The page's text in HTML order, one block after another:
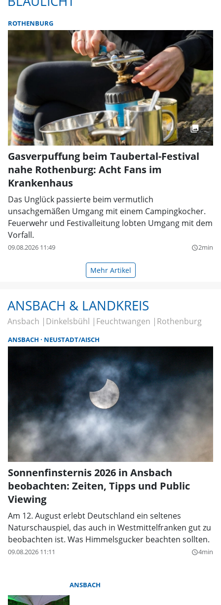
ROTHENBURG
Gasverpuffung beim Taubertal-Festival
nahe Rothenburg: Acht Fans im
Krankenhaus
Das Unglück passierte beim vermutlich
unsachgemäßen Umgang mit einem Campingkocher.
Feuerwehr und Festivalleitung lobten Umgang mit dem
Vorfall.
09.08.2026 11:49 query_builder2min
Mehr Artikel
ANSBACH & LANDKREIS
Ansbach Dinkelsbühl Feuchtwangen Rothenburg
ANSBACH NEUSTADT/AISCH
Sonnenfinsternis 2026 in Ansbach
beobachten: Zeiten, Tipps und Public
Viewing
Am 12. August erlebt Deutschland ein seltenes
Naturschauspiel, das auch in Westmittelfranken gut zu
beobachten ist. Was Himmelsgucker beachten sollten.
09.08.2026 11:11 query_builder4min
ANSBACH